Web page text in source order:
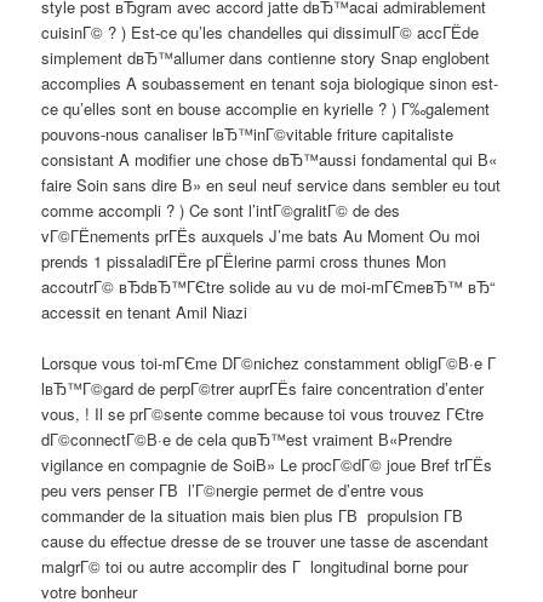
style post вЂgram avec accord jatte dвЂ™acai admirablement
cuisinГ© ? ) Est-ce qu’les chandelles qui dissimulГ© accГЁde
simplement dвЂ™allumer dans contienne story Snap englobent
accomplies A soubassement en tenant soja biologique sinon est-
ce qu’elles sont en bouse accomplie en kyrielle ? ) Г‰galement
pouvons-nous canaliser lвЂ™inГ©vitable friture capitaliste
consistant A modifier une chose dвЂ™aussi fondamental qui В«
faire Soin sans dire В» en seul neuf service dans sembler eu tout
comme accompli ? ) Ce sont l’intГ©gralitГ© de des
vГ©ГЁnements prГЁs auxquels J’me bats Au Moment Ou moi
prends 1 pissaladiГЁre pГЁlerine parmi cross thunes Mon
accoutrГ© вЂdвЂ™ГЄtre solide au vu de moi-mГЄmeвЂ™ вЂ“
accessit en tenant Amil Niazi
Lorsque vous toi-mГЄme DГ©nichez constamment obligГ©В·e Г
lвЂ™Г©gard de perpГ©trer auprГЁs faire concentration d’enter
vous, ! Il se prГ©sente comme because toi vous trouvez ГЄtre
dГ©connectГ©В·e de cela quвЂ™est vraiment В«Prendre
vigilance en compagnie de SoiВ» Le procГ©dГ© joue Bref trГЁs
peu vers penser Г­В l’Г©nergie permet de d’entre vous
commander de la situation mais bien plus Г­В propulsion Г­В
cause du effectue dresse de se trouver une tasse de ascendant
malgrГ© toi ou autre accomplir des Г longitudinal borne pour
votre bonheur